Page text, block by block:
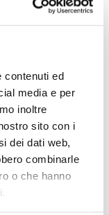
contenuti ed
media e per
inoltre
sito con i
dei dati web,
combinarle
o che hanno